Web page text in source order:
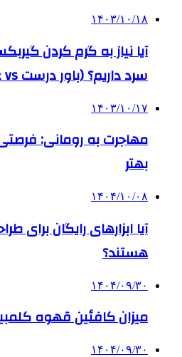
۱۴۰۳/۱۰/۱۸
آیا نیاز به گرم کردن
سرد داریم؟ (باور درست vs غلط)
۱۴۰۳/۱۰/۱۷
مهاجرت به رومانی:
بهتر
۱۴۰۴/۱۰/۰۸
آیا ابزارهای رایگان
هستند؟
۱۴۰۴/۰۹/۳۰
میزان کافئین قهوه
۱۴۰۴/۰۹/۳۰